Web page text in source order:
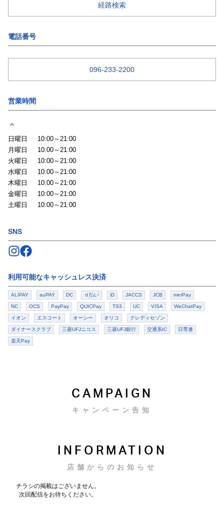
経路検索
電話番号
096-233-2200
営業時間
日曜日
10:00～21:00
月曜日
10:00～21:00
火曜日
10:00～21:00
水曜日
10:00～21:00
木曜日
10:00～21:00
金曜日
10:00～21:00
土曜日
10:00～21:00
SNS
Follow us on
Follow us on
利用可能なキャッシュレス決済
ALIPAY auPAY DC ｄ払い iD JACCS JCB merPay
NC OCS PayPay QUICPay TS3 UC VISA WeChatPay
イオン エスコート オーシー オリコ クレディセゾン
ダイナースクラブ 三菱UFJニコス 三菱UFJ銀行 交通系IC 日専連
楽天Pay
CAMPAIGN
キャンペーン告知
INFORMATION
店舗からのお知らせ
チラシの掲載はございません。
次回配信をお待ちください。